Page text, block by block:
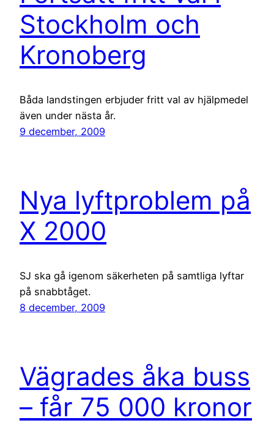
Stockholm och
Kronoberg
Båda landstingen erbjuder fritt val av hjälpmedel
även under nästa år.
9 december, 2009
Nya lyftproblem på
X 2000
SJ ska gå igenom säkerheten på samtliga lyftar
på snabbtåget.
8 december, 2009
Vägrades åka buss
– får 75 000 kronor